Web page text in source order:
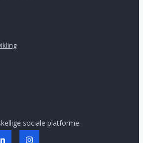
sociale platforme.